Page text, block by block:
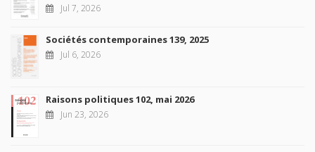
Jul 7, 2026
Sociétés contemporaines 139, 2025
Jul 6, 2026
Raisons politiques 102, mai 2026
Jun 23, 2026